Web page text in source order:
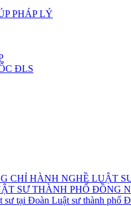
PHÁP LÝ
ĐLS
CHỈ HÀNH NGHỀ LUẬT
SƯ THÀNH PHỐ ĐỒNG
sư tại Đoàn Luật sư thành phố